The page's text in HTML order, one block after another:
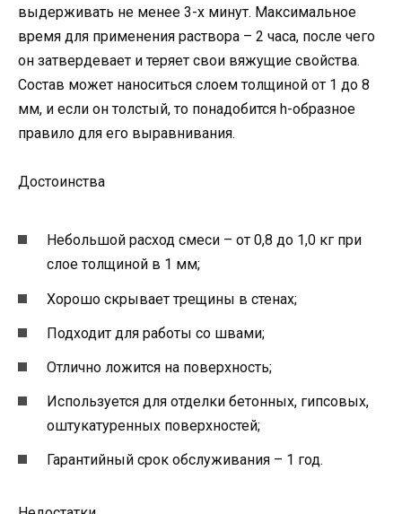
выдерживать не менее 3-х минут. Максимальное
время для применения раствора – 2 часа, после чего
он затвердевает и теряет свои вяжущие свойства.
Состав может наноситься слоем толщиной от 1 до 8
мм, и если он толстый, то понадобится h-образное
правило для его выравнивания.
Достоинства
Небольшой расход смеси – от 0,8 до 1,0 кг при
слое толщиной в 1 мм;
Хорошо скрывает трещины в стенах;
Подходит для работы со швами;
Отлично ложится на поверхность;
Используется для отделки бетонных, гипсовых,
оштукатуренных поверхностей;
Гарантийный срок обслуживания – 1 год.